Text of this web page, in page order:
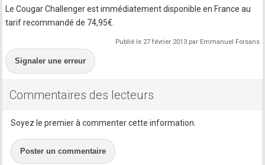
Le Cougar Challenger est immédiatement disponible en France au
tarif recommandé de 74,95€.
Publié le 27 février 2013 par Emmanuel Forsans
Signaler une erreur
Commentaires des lecteurs
Soyez le premier à commenter cette information.
Poster un commentaire